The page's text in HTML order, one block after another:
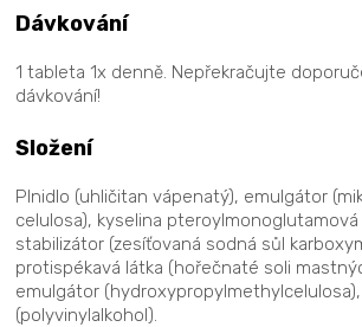
Dávkování
1 tableta 1x denně. Nepřekračujte
dávkování!
Složení
Plnidlo (uhličitan vápenatý), emulgátor
celulosa), kyselina
stabilizátor (zesíťovaná sodná sůl
protispékavá látka (hořečnaté soli
emulgátor
(polyvinylalkohol).